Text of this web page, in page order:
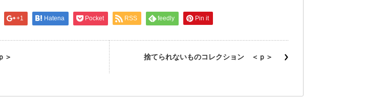
+1 Hatena Pocket RSS feedly Pin it
＞ 捨てられないものコレクション ＜ｐ＞